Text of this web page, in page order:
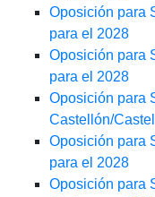
Oposición para
para el 2028
Oposición para
para el 2028
Oposición para
Castellón/
Oposición para
para el 2028
Oposición para